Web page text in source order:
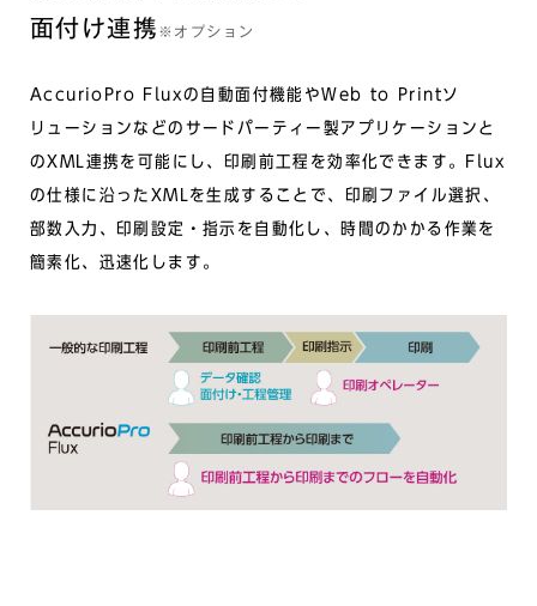
面付け連携 ※オプション
AccurioPro Fluxの自動面付機能やWeb to Printソ
リューションなどのサードパーティー製アプリケーションと
のXML連携を可能にし、印刷前工程を効率化できます。Flux
の仕様に沿ったXMLを生成することで、印刷ファイル選択、
部数入力、印刷設定・指示を自動化し、時間のかかる作業を
簡素化、迅速化します。